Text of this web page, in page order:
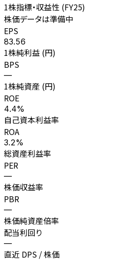
1株指標・収益性 (FY25)
株価データは準備中
EPS
83.56
1株純利益 (円)
BPS
—
1株純資産 (円)
ROE
4.4%
自己資本利益率
ROA
3.2%
総資産利益率
PER
—
株価収益率
PBR
—
株価純資産倍率
配当利回り
—
直近 DPS / 株価